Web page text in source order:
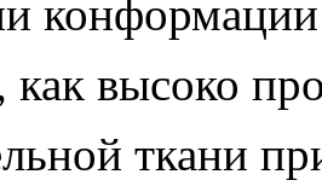
высоко
ткани